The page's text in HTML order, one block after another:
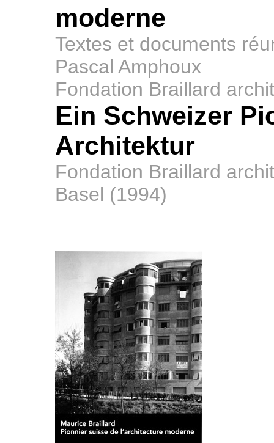
moderne
Textes et documents
Pascal Amphoux
Fondation Braillard
Ein Schweizer
Architektur
Fondation Braillard
Basel (1994)